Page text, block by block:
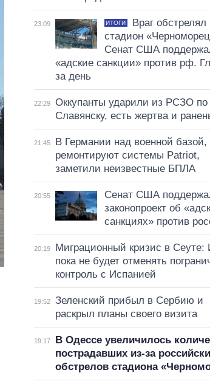
23:09 ИТОГИ
Враг обстрелял
стадион
Сенат США
«адские санкции» против рф.
за день
22:29
Оккупанты ударили из РСЗО по
Славянску, есть жертва и
21:45
В Германии над военной базой,
ремонтируют системы Patriot,
заметили неизвестные БПЛА
20:55
Сенат США
законопроект об
санкциях» против
20:19
Миграционный кризис в Сеуте:
пока не будет отменять
контроль с Испанией
19:52
Зеленский прибыл в Сербию и
раскрыл планы своего визита
19:17
В Одессе увеличилось
пострадавших из-за
обстрелов стадиона